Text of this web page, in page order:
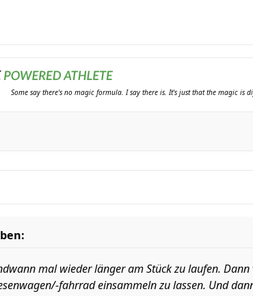
Some say there's no magic formula. I say there is. It's just that the magic is
mal wieder länger am Stück zu laufen.
fahrrad einsammeln zu lassen. Und